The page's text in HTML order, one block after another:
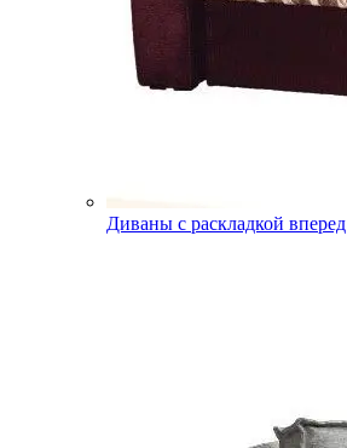
Диваны с раскладкой вперед